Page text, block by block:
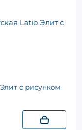
с рисунком